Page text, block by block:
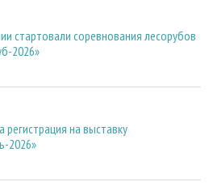
стартовали соревнования лесорубов
2026»
регистрация на выставку
2026»